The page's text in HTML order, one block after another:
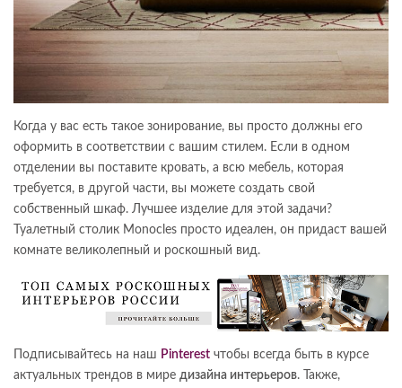
Когда у вас есть такое зонирование, вы просто должны его
оформить в соответствии с вашим стилем. Если в одном
отделении вы поставите кровать, а всю мебель, которая
требуется, в другой части, вы можете создать свой
собственный шкаф. Лучшее изделие для этой задачи?
Туалетный столик Monocles просто идеален, он придаст вашей
комнате великолепный и роскошный вид.
Подписывайтесь на наш Pinterest чтобы всегда быть в курсе
актуальных трендов в мире дизайна интерьеров. Также,